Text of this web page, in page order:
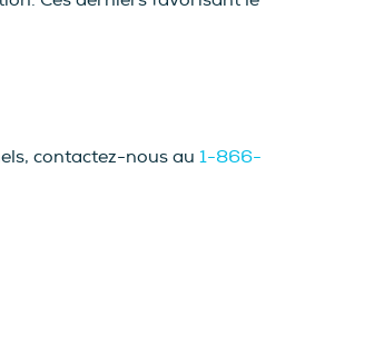
contactez-nous au 1-866-